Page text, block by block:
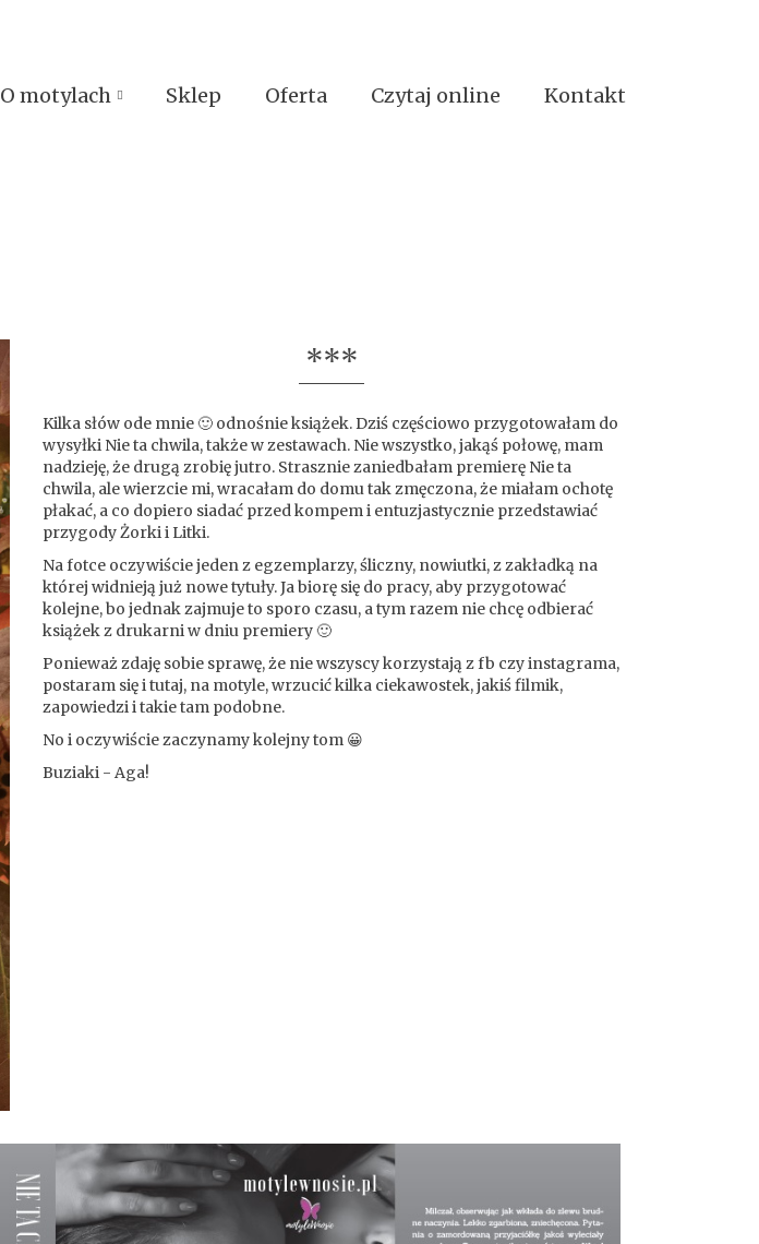
O motylach Sklep Oferta Czytaj online Kontakt
***
Kilka słów ode mnie 🙂 odnośnie książek. Dziś częściowo przygotowałam do
wysyłki Nie ta chwila, także w zestawach. Nie wszystko, jakąś połowę, mam
nadzieję, że drugą zrobię jutro. Strasznie zaniedbałam premierę Nie ta
chwila, ale wierzcie mi, wracałam do domu tak zmęczona, że miałam ochotę
płakać, a co dopiero siadać przed kompem i entuzjastycznie przedstawiać
przygody Żorki i Litki.
Na fotce oczywiście jeden z egzemplarzy, śliczny, nowiutki, z zakładką na
której widnieją już nowe tytuły. Ja biorę się do pracy, aby przygotować
kolejne, bo jednak zajmuje to sporo czasu, a tym razem nie chcę odbierać
książek z drukarni w dniu premiery 🙂
Ponieważ zdaję sobie sprawę, że nie wszyscy korzystają z fb czy instagrama,
postaram się i tutaj, na motyle, wrzucić kilka ciekawostek, jakiś filmik,
zapowiedzi i takie tam podobne.
No i oczywiście zaczynamy kolejny tom 😀
Buziaki - Aga!